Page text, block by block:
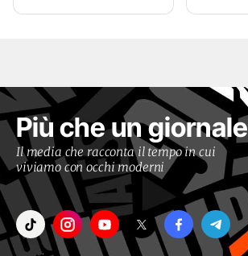
Più che un giornale
Il media che racconta il tempo in cui
viviamo con occhi moderni